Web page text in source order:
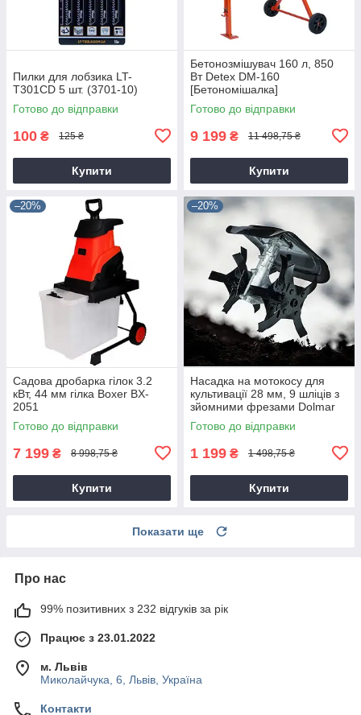
Пилки для лобзика LT-
T301CD 5 шт. (3701-10)
Готово до відправки
100 ₴ 125 ₴
Купити
Бетонозмішувач 160 л, 850
Вт Detex DM-160
[Бетономішалка]
Готово до відправки
9 199 ₴ 11 498,75 ₴
Купити
–20%
Садова дробарка гілок 3.2
кВт, 44 мм гілка Boxer BX-
2051
Готово до відправки
7 199 ₴ 8 998,75 ₴
Купити
–20%
Насадка на мотокосу для
культивації 28 мм, 9 шліців з
зйомними фрезами Dolmar
9T28
Готово до відправки
1 199 ₴ 1 498,75 ₴
Купити
Показати ще
Про нас
99% позитивних з 232 відгуків за рік
Працює з 23.01.2022
м. Львів
Миколайчука, 6, Львів, Україна
Контакти